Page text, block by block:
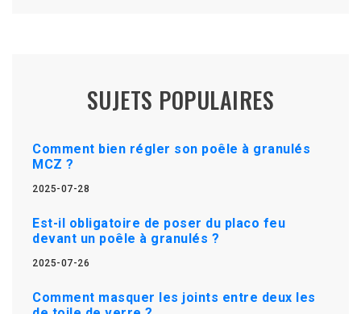
SUJETS POPULAIRES
Comment bien régler son poêle à granulés
MCZ ?
2025-07-28
Est-il obligatoire de poser du placo feu
devant un poêle à granulés ?
2025-07-26
Comment masquer les joints entre deux les